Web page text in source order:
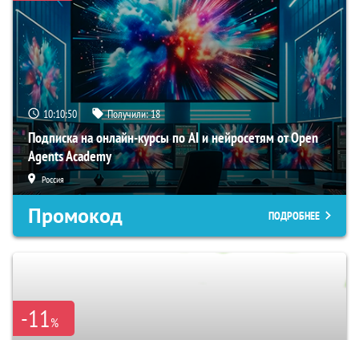
10:10:49 Получили:18
Подписка на онлайн-курсы по AI и нейросетям от Open
Agents Academy
Россия
Промокод ПОДРОБНЕЕ
-11%